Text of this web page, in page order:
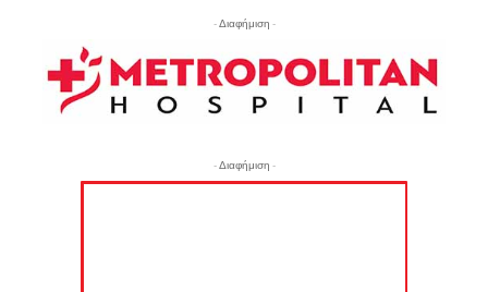
- Διαφήμιση -
- Διαφήμιση -